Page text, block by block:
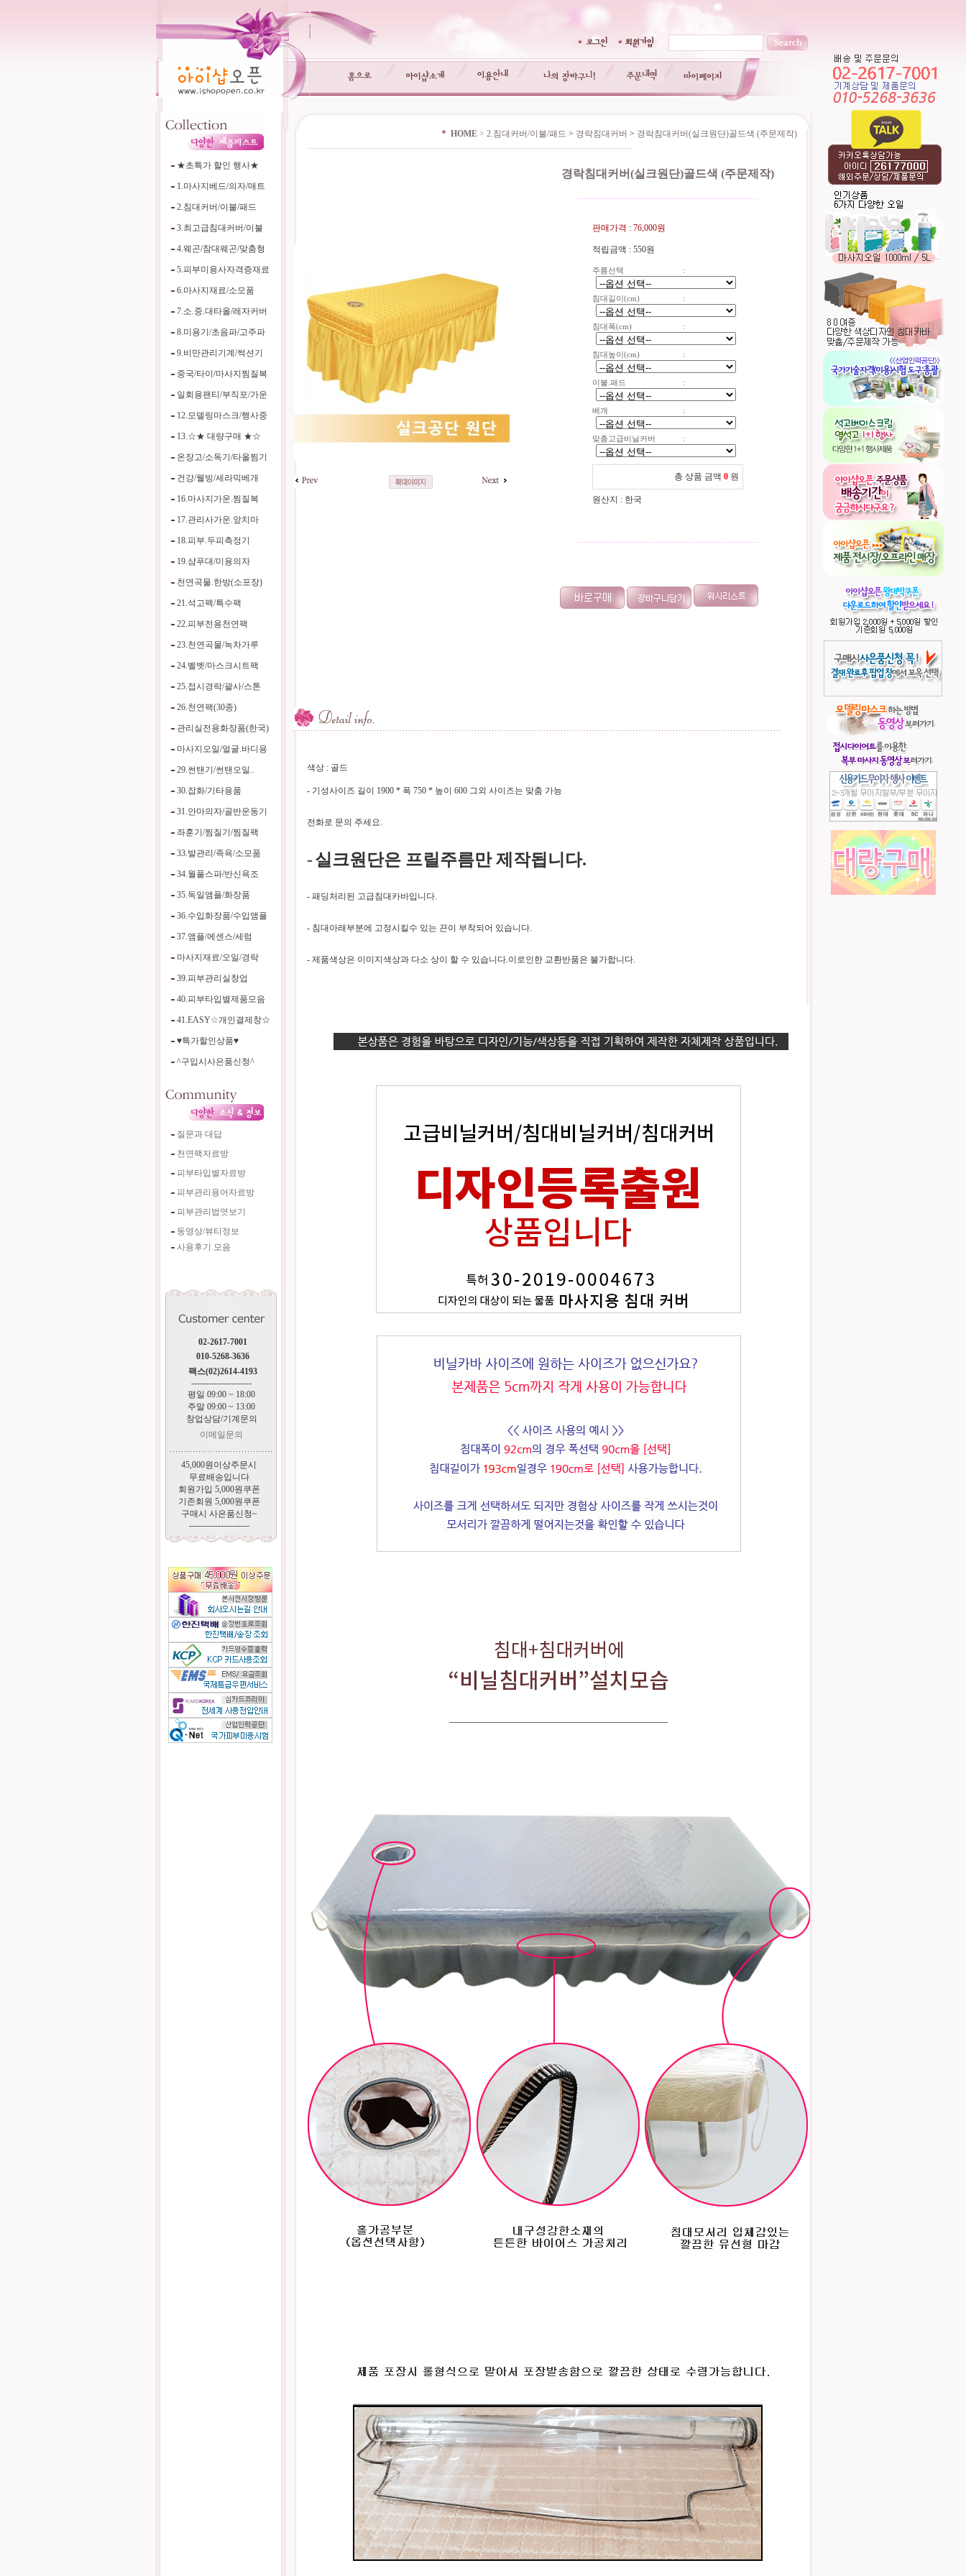
★초특가 할인 행사★
1.마사지베드/의자/매트
2.침대커버/이불/패드
3.최고급침대커버/이불
4.웨곤/참대웨곤/맞춤형
5.피부미용사자격증재료
6.마사지재료/소모품
7.소.중.대타올/레자커버
8.미용기/초음파/고주파
9.비만관리기계/썩션기
중국/타이/마사지찜질복
일회용팬티/부직포/가운
12.모델링마스크/행사중
13.☆★ 대량구매 ★☆
온장고/소독기/타올찜기
건강/웰빙/세라믹베개
16.마사지가운.찜질복
17.관리사가운.앞치마
18.피부.두피측정기
19.샴푸대/미용의자
천연곡물.한방(소포장)
21.석고팩/특수팩
22.피부전용천연팩
23.천연곡물/녹차가루
24.벨벳/마스크시트팩
25.접시경락/괄사/스톤
26.천연팩(30종)
관리실전용화장품(한국)
마사지오일/얼굴.바디용
29.썬탠기/썬탠오일..
30.잡화/기타용품
31.안마의자/골반운동기
좌훈기/찜질기/찜질팩
33.발관리/족욕/소모품
34.월풀스파/반신욕조
35.독일앰플/화장품
36.수입화장품/수입앰플
37.앰플/에센스/세럼
마사지재료/오일/경락
39.피부관리실창업
40.피부타입별제품모음
41.EASY☆개인결제창☆
♥특가할인상품♥
^구입시사은품신청^
질문과 대답
천연팩자료방
피부타입별자료방
피부관리용어자료방
피부관리법엿보기
동영상/뷰티정보
사용후기 모음
02-2617-7001
010-5268-3636
팩스(02)2614-4193
---------------------
평일 09:00 ~ 18:00
주말 09:00 ~ 13:00
창업상담/기계문의
이메일문의
45,000원이상주문시
무료배송입니다
회원가입 5,000원쿠폰
기존회원 5,000원쿠폰
구매시 사은품신청~
---------------------
HOME > 2.침대커버/이불/패드 > 경락침대커버 > 경락침대커버(실크원단)골드색 (주문제작)
-----------------------------------------------------------------------------------------------------------------
경락침대커버(실크원단)골드색 (주문제작)
---------------------------------------------------------------
판매가격 : 76,000원
적립금액 : 550원
주름선택 :
침대길이(cm) :
침대폭(cm) :
침대높이(cm) :
이불.패드 :
베개 :
맞춤고급비닐커버 :
총 상품 금액 0 원
원산지 : 한국
---------------------------------------------------------------
색상 : 골드
- 기성사이즈 길이 1900 * 폭 750 * 높이 600 그외 사이즈는 맞춤 가능
전화로 문의 주세요.
-실크원단은 프릴주름만 제작됩니다.
- 패딩처리된 고급침대카바입니다.
- 침대아래부분에 고정시킬수 있는 끈이 부착되어 있습니다.
- 제품색상은 이미지색상과 다소 상이 할 수 있습니다.이로인한 교환반품은 불가합니다.